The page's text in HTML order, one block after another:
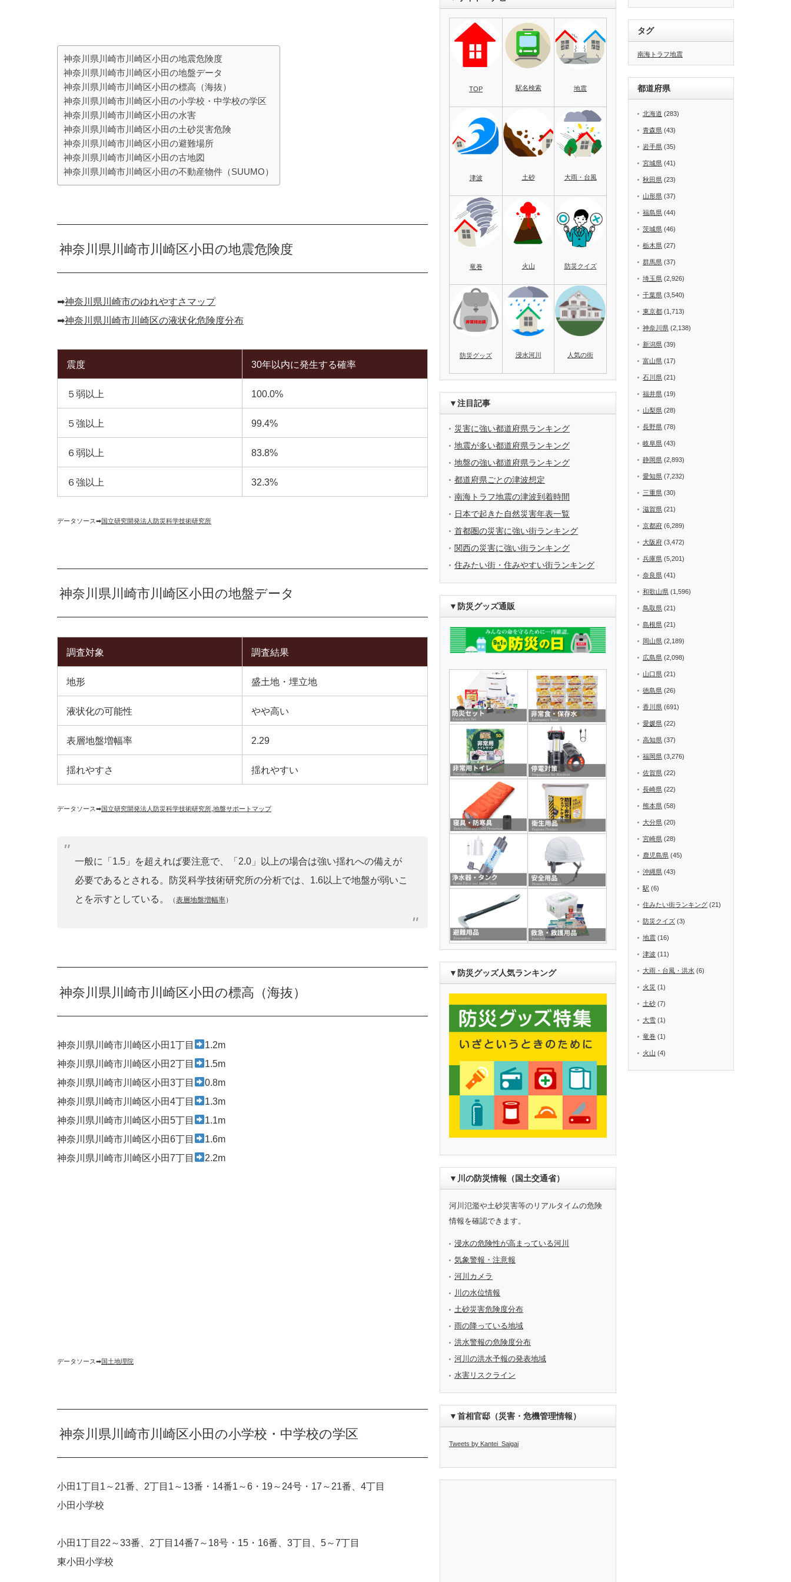
神奈川県川崎市川崎区小田の地震危険度
神奈川県川崎市川崎区小田の地盤データ
神奈川県川崎市川崎区小田の標高（海抜）
神奈川県川崎市川崎区小田の小学校・中学校の学区
神奈川県川崎市川崎区小田の水害
神奈川県川崎市川崎区小田の土砂災害危険
神奈川県川崎市川崎区小田の避難場所
神奈川県川崎市川崎区小田の古地図
神奈川県川崎市川崎区小田の不動産物件（SUUMO）
神奈川県川崎市川崎区小田の地震危険度
➡︎神奈川県川崎市のゆれやすさマップ
➡︎神奈川県川崎市川崎区の液状化危険度分布
震度 30年以内に発生する確率
５弱以上 100.0%
５強以上 99.4%
６弱以上 83.8%
６強以上 32.3%
データソース➡︎国立研究開発法人防災科学技術研究所
神奈川県川崎市川崎区小田の地盤データ
調査対象 調査結果
地形 盛土地・埋立地
液状化の可能性 やや高い
表層地盤増幅率 2.29
揺れやすさ 揺れやすい
データソース➡︎国立研究開発法人防災科学技術研究所 地盤サポートマップ
一般に「1.5」を超えれば要注意で、「2.0」以上の場合は強い揺れへの備えが
必要であるとされる。防災科学技術研究所の分析では、1.6以上で地盤が弱いこ
とを示すとしている。
（表層地盤増幅率）
神奈川県川崎市川崎区小田の標高（海抜）
神奈川県川崎市川崎区小田1丁目
1.2m
神奈川県川崎市川崎区小田2丁目
1.5m
神奈川県川崎市川崎区小田3丁目
0.8m
神奈川県川崎市川崎区小田4丁目
1.3m
神奈川県川崎市川崎区小田5丁目
1.1m
神奈川県川崎市川崎区小田6丁目
1.6m
神奈川県川崎市川崎区小田7丁目
2.2m
データソース➡︎国土地理院
神奈川県川崎市川崎区小田の小学校・中学校の学区
小田1丁目1～21番、2丁目1～13番・14番1～6・19～24号・17～21番、4丁目
小田小学校
小田1丁目22～33番、2丁目14番7～18号・15・16番、3丁目、5～7丁目
東小田小学校
TOP 駅名検索 地震
津波 土砂 大雨・台風
竜巻 火山 防災クイズ
防災グッズ 浸水河川 人気の街
▼注目記事
災害に強い都道府県ランキング
地震が多い都道府県ランキング
地盤の強い都道府県ランキング
都道府県ごとの津波想定
南海トラフ地震の津波到着時間
日本で起きた自然災害年表一覧
首都圏の災害に強い街ランキング
関西の災害に強い街ランキング
住みたい街・住みやすい街ランキング
▼防災グッズ通販
▼防災グッズ人気ランキング
▼川の防災情報（国土交通省）
河川氾濫や土砂災害等のリアルタイムの危険
情報を確認できます。
浸水の危険性が高まっている河川
気象警報・注意報
河川カメラ
川の水位情報
土砂災害危険度分布
雨の降っている地域
洪水警報の危険度分布
河川の洪水予報の発表地域
水害リスクライン
▼首相官邸（災害・危機管理情報）
Tweets by Kantei_Saigai
タグ
南海トラフ地震
都道府県
北海道 (283)
青森県 (43)
岩手県 (35)
宮城県 (41)
秋田県 (23)
山形県 (37)
福島県 (44)
茨城県 (46)
栃木県 (27)
群馬県 (37)
埼玉県 (2,926)
千葉県 (3,540)
東京都 (1,713)
神奈川県 (2,138)
新潟県 (39)
富山県 (17)
石川県 (21)
福井県 (19)
山梨県 (28)
長野県 (78)
岐阜県 (43)
静岡県 (2,893)
愛知県 (7,232)
三重県 (30)
滋賀県 (21)
京都府 (6,289)
大阪府 (3,472)
兵庫県 (5,201)
奈良県 (41)
和歌山県 (1,596)
鳥取県 (21)
島根県 (21)
岡山県 (2,189)
広島県 (2,098)
山口県 (21)
徳島県 (26)
香川県 (691)
愛媛県 (22)
高知県 (37)
福岡県 (3,276)
佐賀県 (22)
長崎県 (22)
熊本県 (58)
大分県 (20)
宮崎県 (28)
鹿児島県 (45)
沖縄県 (43)
駅 (6)
住みたい街ランキング (21)
防災クイズ (3)
地震 (16)
津波 (11)
大雨・台風・洪水 (6)
火災 (1)
土砂 (7)
大雪 (1)
竜巻 (1)
火山 (4)